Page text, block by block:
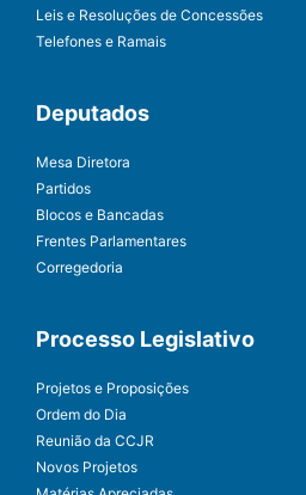
Leis e Resoluções de Concessões
Telefones e Ramais
Deputados
Mesa Diretora
Partidos
Blocos e Bancadas
Frentes Parlamentares
Corregedoria
Processo Legislativo
Projetos e Proposições
Ordem do Dia
Reunião da CCJR
Novos Projetos